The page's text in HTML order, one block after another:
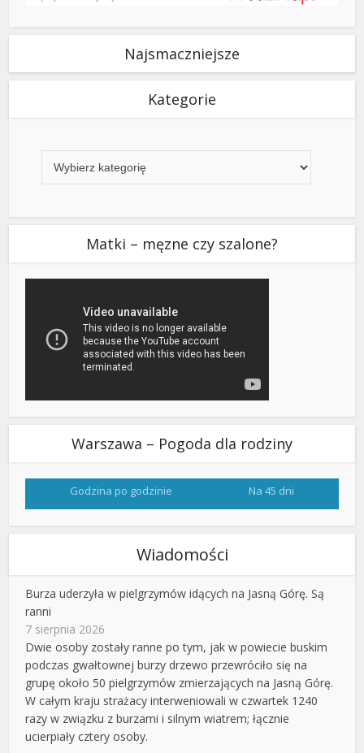
Najsmaczniejsze
Kategorie
Matki – męzne czy szalone?
Warszawa – Pogoda dla rodziny
Godzina po godzinie Na 45 dni
Wiadomości
Burza uderzyła w pielgrzymów idących na Jasną Górę. Są
ranni
7 sierpnia 2026
Dwie osoby zostały ranne po tym, jak w powiecie buskim
podczas gwałtownej burzy drzewo przewróciło się na
grupę około 50 pielgrzymów zmierzających na Jasną Górę.
W całym kraju strażacy interweniowali w czwartek 1240
razy w związku z burzami i silnym wiatrem; łącznie
ucierpiały cztery osoby.